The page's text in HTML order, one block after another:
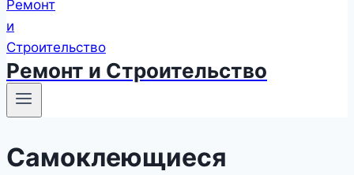
Ремонт и Строительство
Самоклеющиеся